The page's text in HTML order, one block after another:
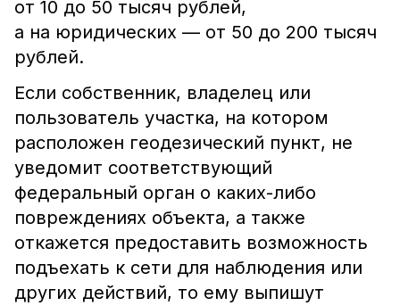
от 10 до 50 тысяч рублей,
а на юридических — от 50 до 200 тысяч
рублей.
Если собственник, владелец или
пользователь участка, на котором
расположен геодезический пункт, не
уведомит соответствующий
федеральный орган о каких-либо
повреждениях объекта, а также
откажется предоставить возможность
подъехать к сети для наблюдения или
других действий, то ему выпишут